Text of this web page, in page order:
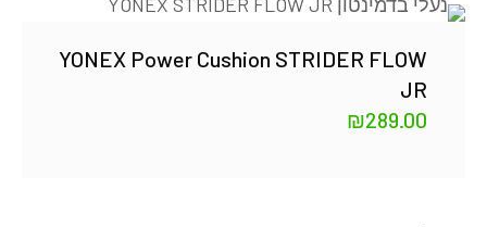
YONEX Power Cushion STRIDER FLOW
JR
₪289.00